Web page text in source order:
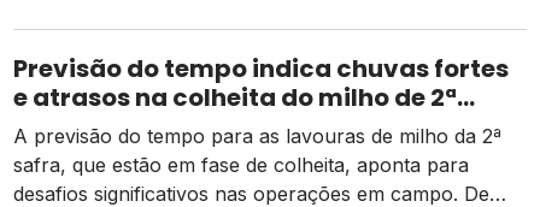
Previsão do tempo indica chuvas fortes
e atrasos na colheita do milho de 2ª
safra
A previsão do tempo para as lavouras de milho da 2ª
safra, que estão em fase de colheita, aponta para
desafios significativos nas operações em campo. De